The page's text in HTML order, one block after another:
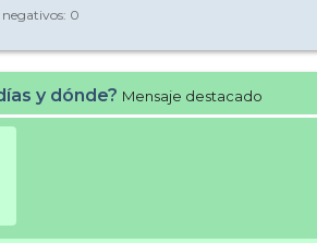
0
y dónde? Mensaje destacado